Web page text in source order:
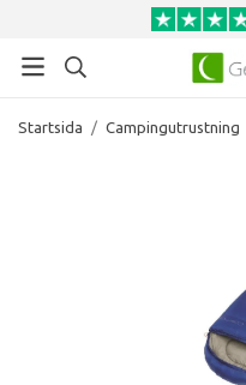
Startsida / Campingutrustning